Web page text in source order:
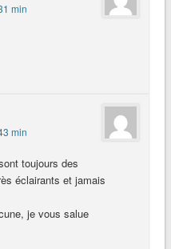
min
min
toujours des
éclairants et jamais
je vous salue